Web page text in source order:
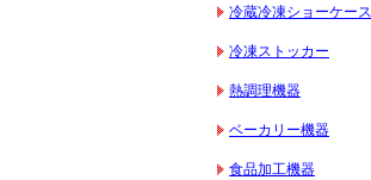
冷蔵冷凍ショーケース
冷凍ストッカー
熱調理機器
ベーカリー機器
食品加工機器